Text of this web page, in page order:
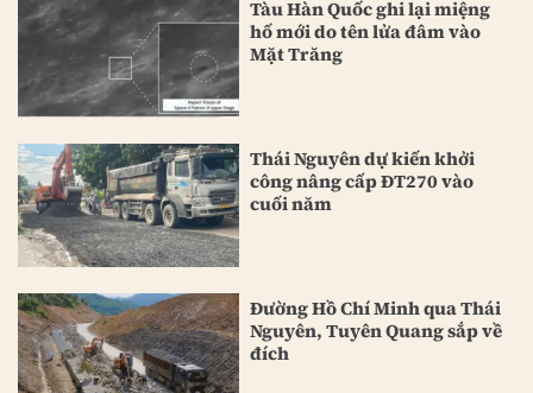
Tàu Hàn Quốc ghi lại miệng
hố mới do tên lửa đâm vào
Mặt Trăng
Thái Nguyên dự kiến khởi
công nâng cấp ĐT270 vào
cuối năm
Đường Hồ Chí Minh qua Thái
Nguyên, Tuyên Quang sắp về
đích